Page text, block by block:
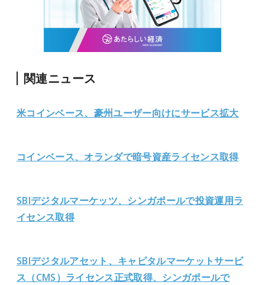
関連ニュース
米コインベース、豪州ユーザー向けにサービス拡大
コインベース、オランダで暗号資産ライセンス取得
SBIデジタルマーケッツ、シンガポールで投資運用ラ
イセンス取得
SBIデジタルアセット、キャピタルマーケットサービ
ス（CMS）ライセンス正式取得、シンガポールで